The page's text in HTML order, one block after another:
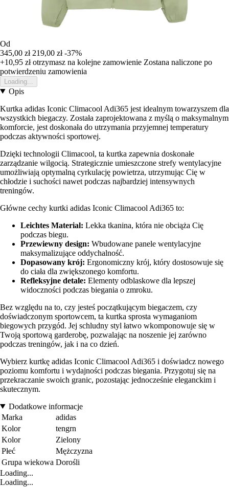
Od
345,00 zł 219,00 zł -37%
+10,95 złotrzymasz na kolejne zamowienie Zostana naliczone po
potwierdzeniu zamowienia
Loading...
Opis
Kurtka adidas Iconic Climacool Adi365 jest idealnym towarzyszem dla
wszystkich biegaczy. Została zaprojektowana z myślą o maksymalnym
komforcie, jest doskonała do utrzymania przyjemnej temperatury
podczas aktywności sportowej.
Dzięki technologii Climacool, ta kurtka zapewnia doskonałe
zarządzanie wilgocią. Strategicznie umieszczone strefy wentylacyjne
umożliwiają optymalną cyrkulację powietrza, utrzymując Cię w
chłodzie i suchości nawet podczas najbardziej intensywnych
treningów.
Główne cechy kurtki adidas Iconic Climacool Adi365 to:
Leichtes Material: Lekka tkanina, która nie obciąża Cię
podczas biegu.
Przewiewny design: Wbudowane panele wentylacyjne
maksymalizujące oddychalność.
Dopasowany krój: Ergonomiczny krój, który dostosowuje się
do ciała dla zwiększonego komfortu.
Refleksyjne detale: Elementy odblaskowe dla lepszej
widoczności podczas biegania o zmroku.
Bez względu na to, czy jesteś początkującym biegaczem, czy
doświadczonym sportowcem, ta kurtka sprosta wymaganiom
biegowych przygód. Jej schludny styl łatwo wkomponowuje się w
Twoją sportową garderobę, pozwalając na noszenie jej zarówno
podczas treningów, jak i na co dzień.
Wybierz kurtkę adidas Iconic Climacool Adi365 i doświadcz nowego
poziomu komfortu i wydajności podczas biegania. Przygotuj się na
przekraczanie swoich granic, pozostając jednocześnie eleganckim i
skutecznym.
Dodatkowe informacje
Marka
adidas
Kolor
tengrn
Kolor
Zielony
Płeć
Mężczyzna
Grupa wiekowa Dorośli
Loading...
Loading...